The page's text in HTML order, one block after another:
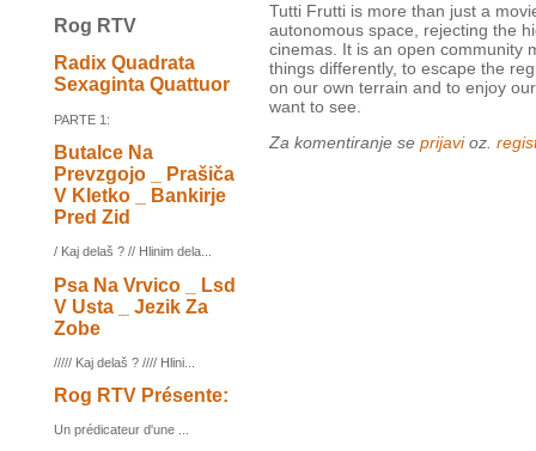
Rog RTV
Radix Quadrata
Sexaginta Quattuor
PARTE 1:
Butalce Na
Prevzgojo _ Prašiča
V Kletko _ Bankirje
Pred Zid
/ Kaj delaš ? // Hlinim dela...
Psa Na Vrvico _ Lsd
V Usta _ Jezik Za
Zobe
///// Kaj delaš ? //// Hlini...
Rog RTV Présente:
Un prédicateur d'une ...
Tutti Frutti is more than just a
autonomous space, rejecting the
cinemas. It is an open community
things differently, to escape the
on our own terrain and to enjoy
want to see.
Za komentiranje se prijavioz.